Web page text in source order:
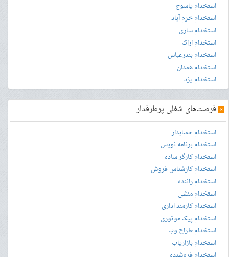
استخدام یاسوج
استخدام خرم آباد
استخدام ساری
استخدام اراک
استخدام بندرعباس
استخدام همدان
استخدام یزد
» فرصت‌های شغلی پرطرفدار
استخدام حسابدار
استخدام برنامه نویس
استخدام کارگر ساده
استخدام کارشناس فروش
استخدام راننده
استخدام منشی
استخدام کارمند اداری
استخدام پیک موتوری
استخدام طراح وب
استخدام بازاریاب